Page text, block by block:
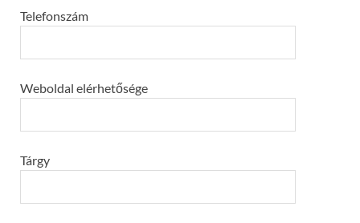
Telefonszám
Weboldal elérhetősége
Tárgy